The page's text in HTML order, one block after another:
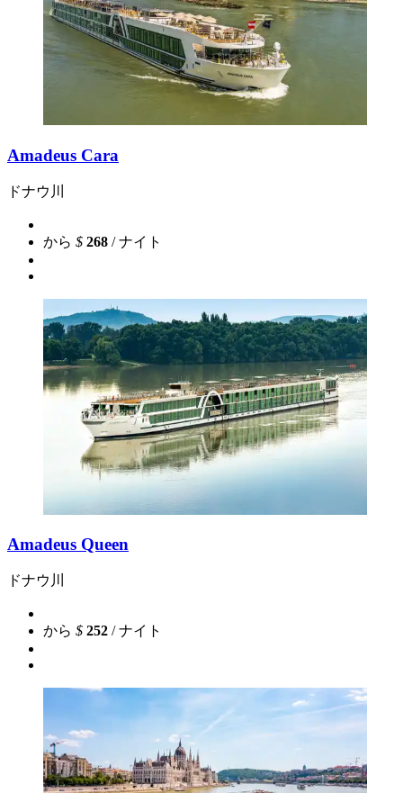
Amadeus Cara
ドナウ川
から $ 268 / ナイト
Amadeus Queen
ドナウ川
から $ 252 / ナイト